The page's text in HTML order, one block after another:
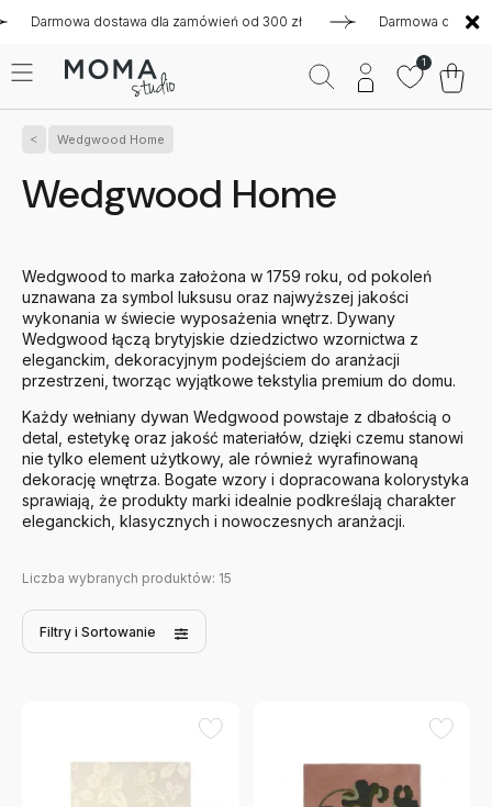
dostawa dla zamówień od 300 zł Darmowa dostawa dla
1
Wedgwood Home
Wedgwood Home
Wedgwood to marka założona w 1759 roku, od pokoleń
uznawana za symbol luksusu oraz najwyższej jakości
wykonania w świecie wyposażenia wnętrz. Dywany
Wedgwood łączą brytyjskie dziedzictwo wzornictwa z
eleganckim, dekoracyjnym podejściem do aranżacji
przestrzeni, tworząc wyjątkowe tekstylia premium do domu.
Każdy wełniany dywan Wedgwood powstaje z dbałością o
detal, estetykę oraz jakość materiałów, dzięki czemu stanowi
nie tylko element użytkowy, ale również wyrafinowaną
dekorację wnętrza. Bogate wzory i dopracowana kolorystyka
sprawiają, że produkty marki idealnie podkreślają charakter
eleganckich, klasycznych i nowoczesnych aranżacji.
Liczba wybranych produktów: 15
Filtry i Sortowanie